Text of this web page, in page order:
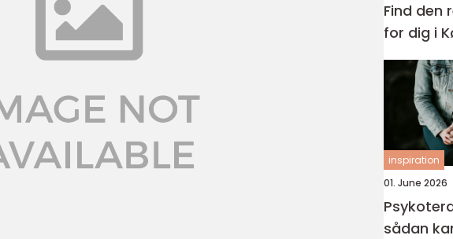
Find den
for dig i
inspiration
01. June 2026
sådan